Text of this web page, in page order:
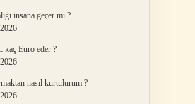
insana geçer mi ?
kaç Euro eder ?
nasıl kurtulurum ?